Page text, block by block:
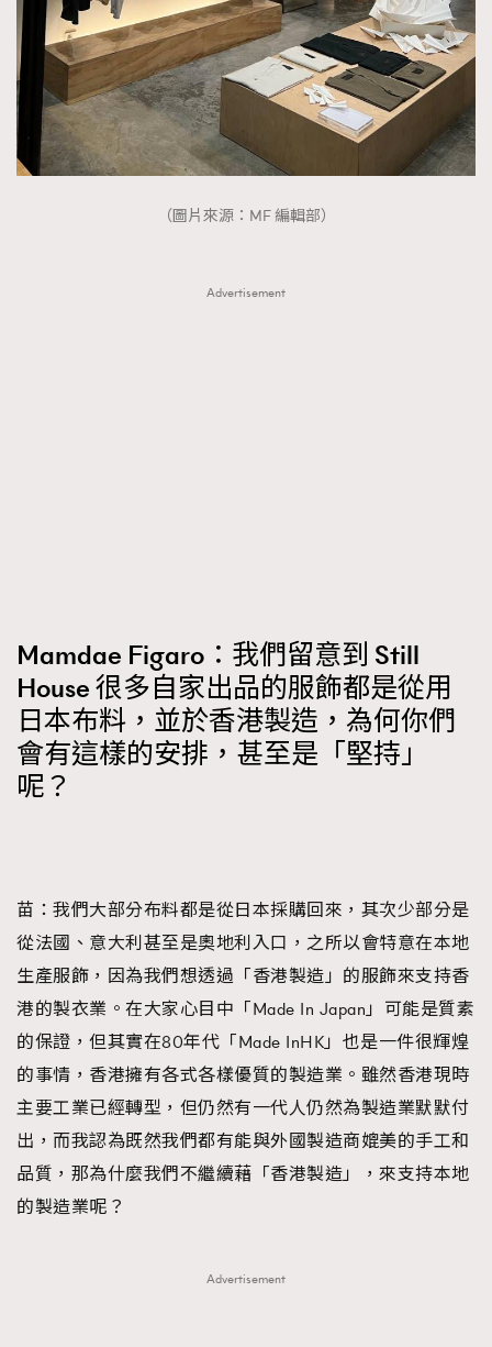
（圖片來源：MF 編輯部）
Advertisement
Mamdae Figaro：我們留意到 Still
House 很多自家出品的服飾都是從用
日本布料，並於香港製造，為何你們
會有這樣的安排，甚至是「堅持」
呢？
苗：我們大部分布料都是從日本採購回來，其次少部分是
從法國、意大利甚至是奧地利入口，之所以會特意在本地
生產服飾，因為我們想透過「香港製造」的服飾來支持香
港的製衣業。在大家心目中「Made In Japan」可能是質素
的保證，但其實在80年代「Made InHK」也是一件很輝煌
的事情，香港擁有各式各樣優質的製造業。雖然香港現時
主要工業已經轉型，但仍然有一代人仍然為製造業默默付
出，而我認為既然我們都有能與外國製造商媲美的手工和
品質，那為什麼我們不繼續藉「香港製造」，來支持本地
的製造業呢？
Advertisement